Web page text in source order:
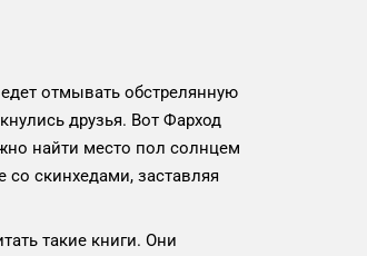
отмывать обстрелянную
друзья. Вот Фарход
найти место пол солнцем
скинхедами, заставляя
такие книги. Они